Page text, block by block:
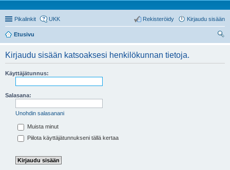
Pikalinkit UKK Kirjaudu sisään
Rekisteröidy
Etusivu
Kirjaudu sisään katsoaksesi henkilökunnan tietoja.
Käyttäjätunnus:
Salasana:
Unohdin salasanani
Muista minut
Piilota käyttäjätunnukseni tällä kertaa